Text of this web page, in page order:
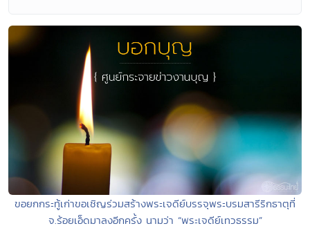
ขอยกกระทู้เก่าขอเชิญร่วมสร้างพระเจดีย์บรรจุพระบรมสารีริกธาตุที่
จ.ร้อยเอ็ดมาลงอีกครั้ง นามว่า “พระเจดีย์เทวธรรม”